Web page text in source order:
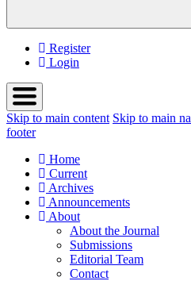
Register
Login
Skip to main content Skip to main
footer
Home
Current
Archives
Announcements
About
About the Journal
Submissions
Editorial Team
Contact